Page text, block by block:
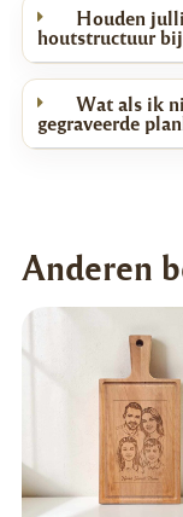
Houden
houtstructuur
Wat als ik
gegraveerde
Anderen